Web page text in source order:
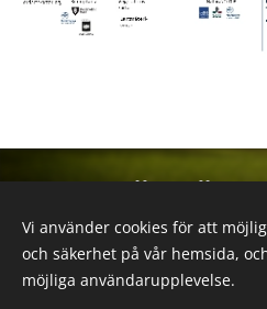
Hör
E-
Vi använder cookies för att
och säkerhet på vår hemsida,
möjliga användarupplevelse.